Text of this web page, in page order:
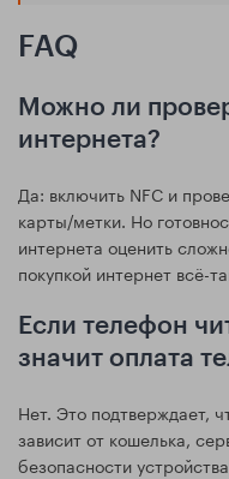
FAQ
Можно ли
интернета?
Да: включить NFC и
карты/метки. Но
интернета оценить
покупкой интернет всё-
Если телефон
значит оплата
Нет. Это подтверждает,
зависит от кошелька,
безопасности